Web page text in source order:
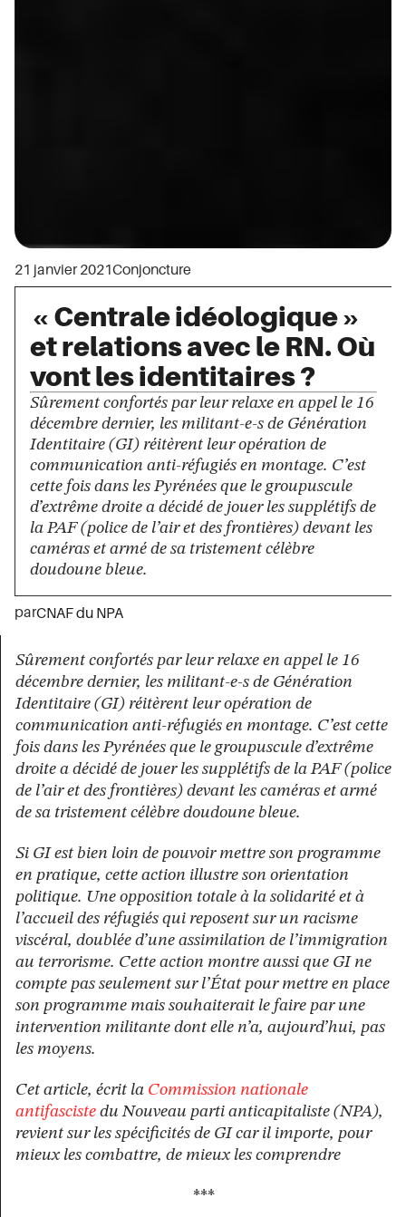
21 janvier 2021Conjoncture
« Centrale idéologique »
et relations avec le RN. Où
vont les identitaires ?
Sûrement confortés par leur relaxe en appel le 16
décembre dernier, les militant-e-s de Génération
Identitaire (GI) réitèrent leur opération de
communication anti-réfugiés en montage. C’est
cette fois dans les Pyrénées que le groupuscule
d’extrême droite a décidé de jouer les supplétifs de
la PAF (police de l’air et des frontières) devant les
caméras et armé de sa tristement célèbre
doudoune bleue.
parCNAF du NPA
Sûrement confortés par leur relaxe en appel le 16
décembre dernier, les militant-e-s de Génération
Identitaire (GI) réitèrent leur opération de
communication anti-réfugiés en montage. C’est cette
fois dans les Pyrénées que le groupuscule d’extrême
droite a décidé de jouer les supplétifs de la PAF (police
de l’air et des frontières) devant les caméras et armé
de sa tristement célèbre doudoune bleue.
Si GI est bien loin de pouvoir mettre son programme
en pratique, cette action illustre son orientation
politique. Une opposition totale à la solidarité et à
l’accueil des réfugiés qui reposent sur un racisme
viscéral, doublée d’une assimilation de l’immigration
au terrorisme. Cette action montre aussi que GI ne
compte pas seulement sur l’État pour mettre en place
son programme mais souhaiterait le faire par une
intervention militante dont elle n’a, aujourd’hui, pas
les moyens.
Cet article, écrit la Commission nationale
antifasciste du Nouveau parti anticapitaliste (NPA),
revient sur les spécificités de GI car il importe, pour
mieux les combattre, de mieux les comprendre
***